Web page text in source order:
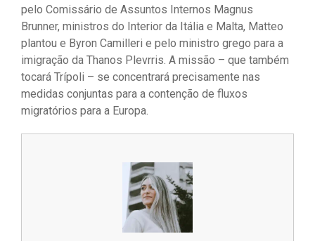
pelo Comissário de Assuntos Internos Magnus
Brunner, ministros do Interior da Itália e Malta, Matteo
plantou e Byron Camilleri e pelo ministro grego para a
imigração da Thanos Plevrris. A missão – que também
tocará Trípoli – se concentrará precisamente nas
medidas conjuntas para a contenção de fluxos
migratórios para a Europa.